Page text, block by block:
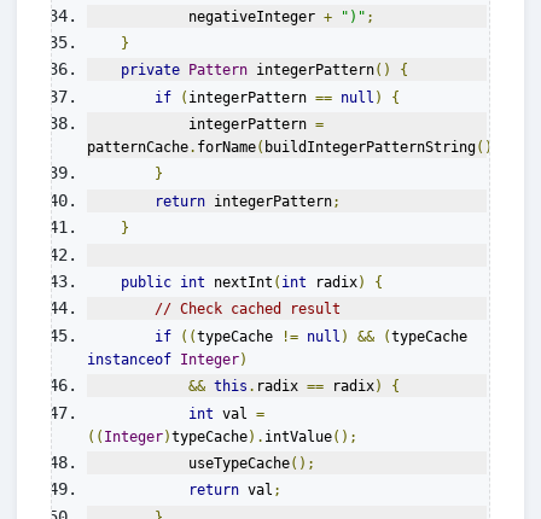
            negativeInteger
+ ")" ;
}
private
Pattern integerPattern()
{
if
( integerPattern == null )
{
            integerPattern
=
patternCache. forName( buildIntegerPatternString());
}
return integerPattern;
}
public int nextInt ( int radix)
{
// Check cached result
if
((typeCache != null ) && (
instanceof Integer)
&& this . radix == radix)
{
int val =
(( Integer)typeCache). intValue();
            useTypeCache
();
return val ;